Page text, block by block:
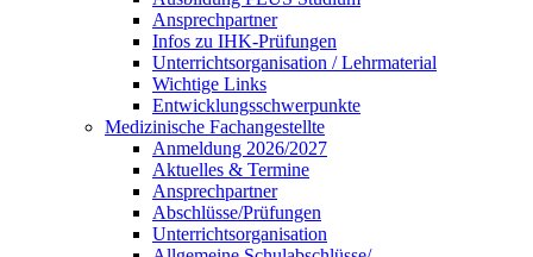
Ansprechpartner
Infos zu IHK-Prüfungen
Unterrichtsorganisation / Lehrmaterial
Wichtige Links
Entwicklungsschwerpunkte
Medizinische Fachangestellte
Anmeldung 2026/2027
Aktuelles & Termine
Ansprechpartner
Abschlüsse/Prüfungen
Unterrichtsorganisation